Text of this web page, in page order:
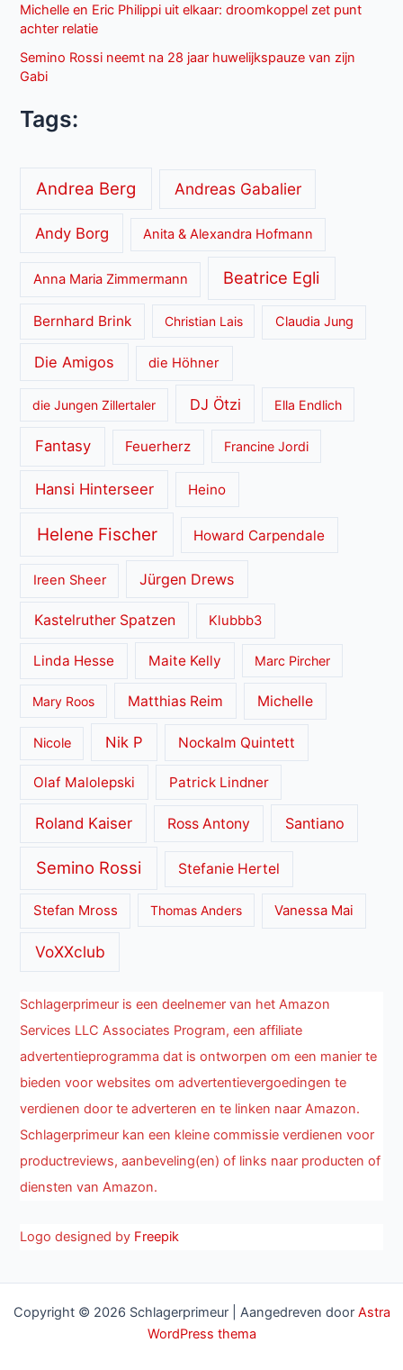
Michelle en Eric Philippi uit elkaar: droomkoppel zet punt
achter relatie
Semino Rossi neemt na 28 jaar huwelijkspauze van zijn
Gabi
Tags:
Andrea Berg Andreas Gabalier
Andy Borg Anita & Alexandra Hofmann
Anna Maria Zimmermann Beatrice Egli
Bernhard Brink Christian Lais Claudia Jung
Die Amigos die Höhner
die Jungen Zillertaler DJ Ötzi Ella Endlich
Fantasy Feuerherz Francine Jordi
Hansi Hinterseer Heino
Helene Fischer Howard Carpendale
Ireen Sheer Jürgen Drews
Kastelruther Spatzen Klubbb3
Linda Hesse Maite Kelly Marc Pircher
Mary Roos Matthias Reim Michelle
Nicole Nik P Nockalm Quintett
Olaf Malolepski Patrick Lindner
Roland Kaiser Ross Antony Santiano
Semino Rossi Stefanie Hertel
Stefan Mross Thomas Anders Vanessa Mai
VoXXclub
Schlagerprimeur is een deelnemer van het Amazon
Services LLC Associates Program, een affiliate
advertentieprogramma dat is ontworpen om een manier te
bieden voor websites om advertentievergoedingen te
verdienen door te adverteren en te linken naar Amazon.
Schlagerprimeur kan een kleine commissie verdienen voor
productreviews, aanbeveling(en) of links naar producten of
diensten van Amazon.
Logo designed by Freepik
Copyright © 2026 Schlagerprimeur | Aangedreven door Astra
WordPress thema